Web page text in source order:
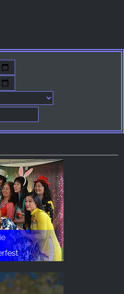
式收集信息。这些信息有助
使用我们的网站。